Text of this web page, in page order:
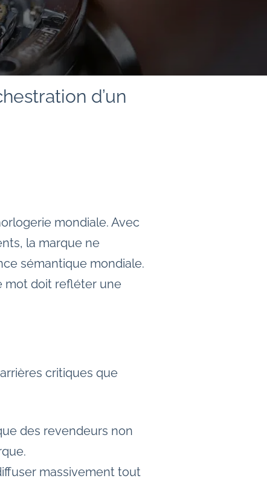
d’un
mondiale. Avec
la marque ne
sémantique mondiale.
mot doit refléter une
critiques que
des revendeurs non
massivement tout